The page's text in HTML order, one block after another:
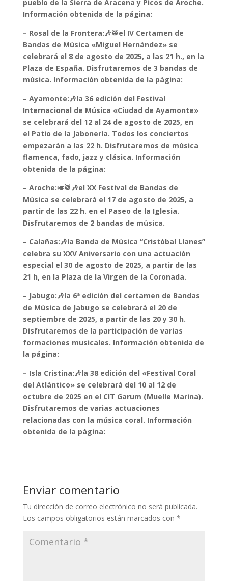
pueblo de la Sierra de Aracena y Picos de Aroche.
Información obtenida de la página:
– Rosal de la Frontera:🎶🥁el IV Certamen de
Bandas de Música «Miguel Hernández» se
celebrará el 8 de agosto de 2025, a las 21 h., en la
Plaza de España. Disfrutaremos de 3 bandas de
música. Información obtenida de la página:
– Ayamonte:🎶la 36 edición del Festival
Internacional de Música «Ciudad de Ayamonte»
se celebrará del 12 al 24 de agosto de 2025, en
el Patio de la Jabonería. Todos los conciertos
empezarán a las 22 h. Disfrutaremos de música
flamenca, fado, jazz y clásica. Información
obtenida de la página:
– Aroche:🎺🥁🎶el XX Festival de Bandas de
Música se celebrará el 17 de agosto de 2025, a
partir de las 22 h. en el Paseo de la Iglesia.
Disfrutaremos de 2 bandas de música.
– Calañas:🎶la Banda de Música “Cristóbal Llanes”
celebra su XXV Aniversario con una actuación
especial el 30 de agosto de 2025, a partir de las
21 h, en la Plaza de la Virgen de la Coronada.
– Jabugo:🎶la 6ª edición del certamen de Bandas
de Música de Jabugo se celebrará el 20 de
septiembre de 2025, a partir de las 20 y 30 h.
Disfrutaremos de la participación de varias
formaciones musicales. Información obtenida de
la página:
– Isla Cristina:🎶la 38 edición del «Festival Coral
del Atlántico» se celebrará del 10 al 12 de
octubre de 2025 en el CIT Garum (Muelle Marina).
Disfrutaremos de varias actuaciones
relacionadas con la música coral. Información
obtenida de la página:
Enviar comentario
Tu dirección de correo electrónico no será publicada.
Los campos obligatorios están marcados con *